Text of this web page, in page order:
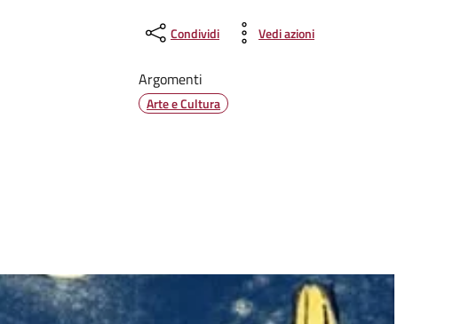
Condividi Vedi azioni
Argomenti
Arte e Cultura